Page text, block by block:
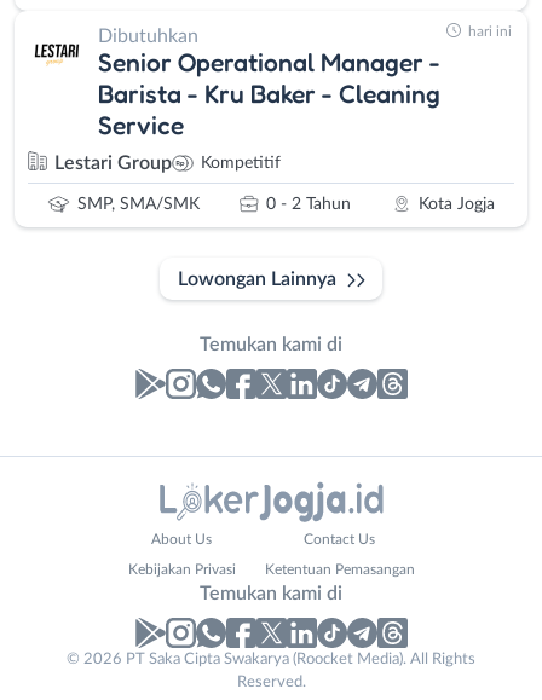
Dibutuhkan
Senior Operational Manager -
Barista - Kru Baker - Cleaning
Service
Lestari Group Kompetitif
SMP, SMA/SMK 0 - 2 Tahun Kota Jogja
hari ini
Lowongan Lainnya
Temukan kami di
No. Telp /
About Us Contact Us
Kebijakan Privasi Ketentuan Pemasangan
Temukan kami di
© 2026 PT Saka Cipta Swakarya (Roocket Media). All Rights
Reserved.